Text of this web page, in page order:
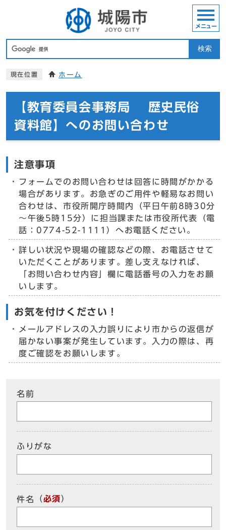
検索
メニュー
現在位置 ホーム
【教育委員会事務局 歴史民俗
資料館】へのお問い合わせ
注意事項
フォームでのお問い合わせは回答に時間がかかる
場合があります。お急ぎのご用件や軽易なお問い
合わせは、市役所開庁時間内（平日午前8時30分
～午後5時15分）に担当課または市役所代表（電
話：0774-52-1111）へお電話ください。
詳しい状況や現場の確認などの際、お電話させて
いただくことがあります。差し支えなければ、
「お問い合わせ内容」欄に電話番号の入力をお願
いします。
お気を付けください！
メールアドレスの入力誤りにより市からの返信が
届かない事案が発生しています。入力の際は、再
度ご確認をお願いします。
名前
ふりがな
件名 （必須）